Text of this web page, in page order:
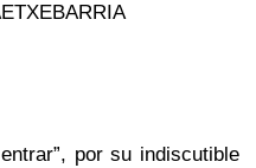
por su indiscutible